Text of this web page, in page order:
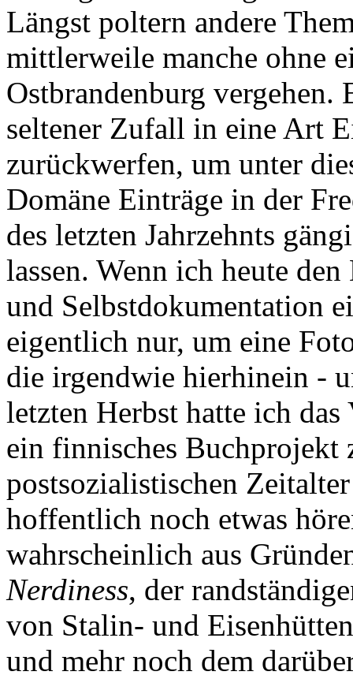
Längst poltern andere
mittlerweile manche ohne
Ostbrandenburg vergehen.
seltener Zufall in eine Art
zurückwerfen, um unter
Domäne Einträge in der
des letzten Jahrzehnts
lassen. Wenn ich heute
und Selbstdokumentation
eigentlich nur, um eine
die irgendwie hierhinein -
letzten Herbst hatte ich
ein finnisches
postsozialistischen
hoffentlich noch etwas
wahrscheinlich aus
Nerdiness, der
von Stalin- und
und mehr noch dem